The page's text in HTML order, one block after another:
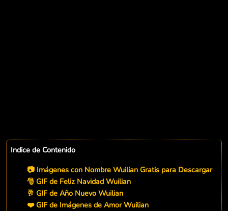
Indice de Contenido
📷 Imágenes con Nombre Wuilian Gratis para Descargar
🎅 GIF de Feliz Navidad Wuilian
🥂 GIF de Año Nuevo Wuilian
❤️ GIF de Imágenes de Amor Wuilian